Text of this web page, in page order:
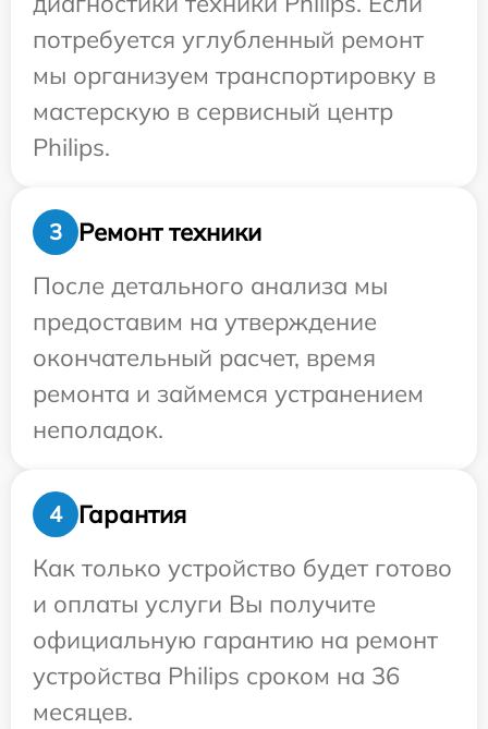
потребуется углубленный ремонт
мы организуем транспортировку в
мастерскую в сервисный центр
Philips.
3
Ремонт техники
После детального анализа мы
предоставим на утверждение
окончательный расчет, время
ремонта и займемся устранением
неполадок.
4
Гарантия
Как только устройство будет готово
и оплаты услуги Вы получите
официальную гарантию на ремонт
устройства Philips сроком на 36
месяцев.